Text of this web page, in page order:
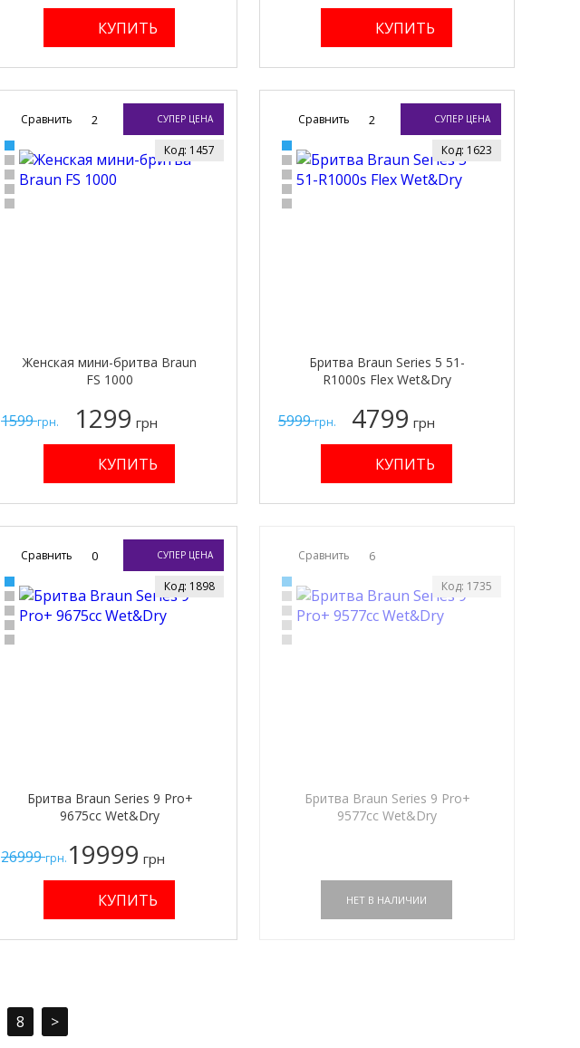
2 СУПЕР ЦЕНА
Сравнить
1599грн.
Женская мини-бритва Braun
FS 1000
Код: 1457
1299 грн
2 СУПЕР ЦЕНА
Сравнить
5999грн.
Бритва Braun Series 5 51-
R1000s Flex Wet&Dry
Код: 1623
4799 грн
0 СУПЕР ЦЕНА
Сравнить
26999грн.
Бритва Braun Series 9 Pro+
9675cc Wet&Dry
Код: 1898
19999 грн
6
Сравнить
Бритва Braun Series 9 Pro+
9577cc Wet&Dry
Код: 1735
8 >